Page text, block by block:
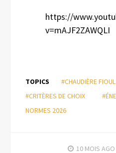
https://
v=mAJF2ZAWQLI
TOPICS #CHAUDIÈRE FIOUL
#CRITÈRES DE CHOIX
NORMES 2026
10 MOIS AGO